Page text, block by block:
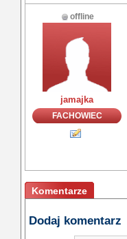
offline
jamajka
FACHOWIEC
Komentarze
Dodaj komentarz